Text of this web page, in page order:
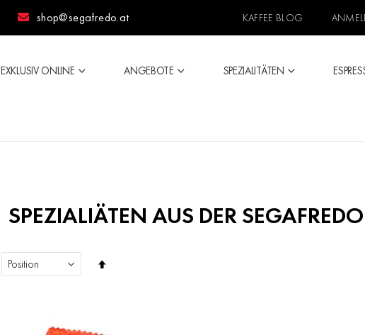
shop@segafredo.at KAFFEE BLOG
EXKLUSIV ONLINE ANGEBOTE SPEZIALITÄTEN
SPEZIALIÄTEN AUS DER
Sortieren
In